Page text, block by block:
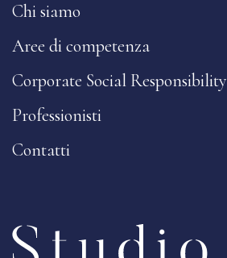
Chi siamo
Aree di competenza
Corporate Social Responsibility
Professionisti
Contatti